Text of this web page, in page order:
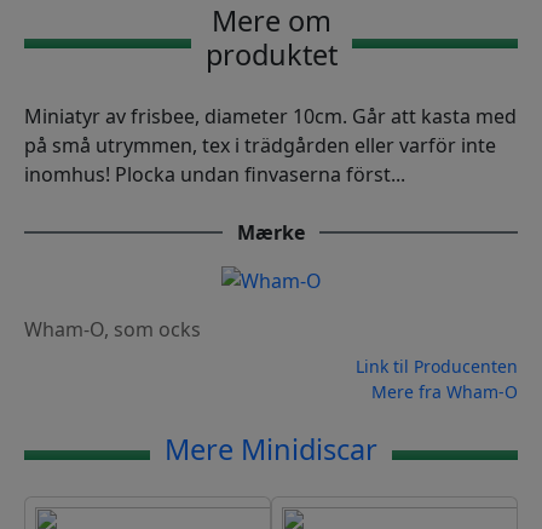
Mere om
produktet
Miniatyr av frisbee, diameter 10cm. Går att kasta med
på små utrymmen, tex i trädgården eller varför inte
inomhus! Plocka undan finvaserna först...
Mærke
Wham-O, som ocks
Link til Producenten
Mere fra Wham-O
Mere Minidiscar